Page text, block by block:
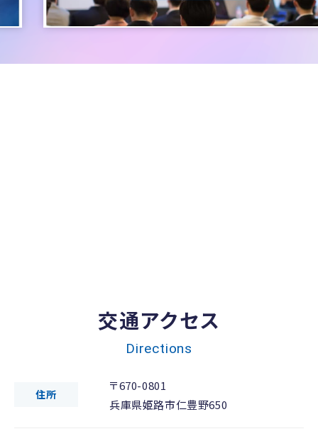
交通アクセス
Directions
住所
〒670-0801
兵庫県姫路市仁豊野650